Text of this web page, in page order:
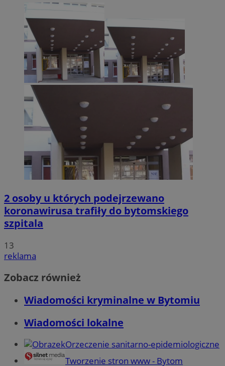
2 osoby u których podejrzewano
koronawirusa trafiły do bytomskiego
szpitala
13
reklama
Zobacz również
Wiadomości kryminalne w Bytomiu
Wiadomości lokalne
Orzeczenie sanitarno-epidemiologiczne
Tworzenie stron www - Bytom